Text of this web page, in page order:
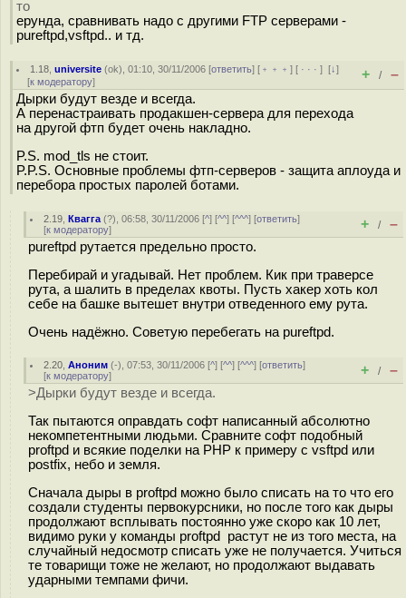
то
ерунда, сравнивать надо с другими FTP серверами -
pureftpd,vsftpd.. и тд.
1.18 ,universite (ok), 01:10, 30/11/2006 [ответить] [ ﹢﹢﹢] [ · · ·][↓]
[к модератору] + / –
Дырки будут везде и всегда.
А перенастраивать продакшен-сервера для перехода
на другой фтп будет очень накладно.
P.S. mod_tls не стоит.
P.P.S. Основные проблемы фтп-серверов - защита аплоуда и
перебора простых паролей ботами.
2.19 ,Квагга (?), 06:58, 30/11/2006 [^] [^^] [^^^] [ответить]
[к модератору] + / –
pureftpd рутается предельно просто.
Перебирай и угадывай. Нет проблем. Кик при траверсе
рута, а шалить в пределах квоты. Пусть хакер хоть кол
себе на башке вытешет внутри отведенного ему рута.
Очень надёжно. Советую перебегать на pureftpd.
2.20 ,Аноним (-), 07:53, 30/11/2006 [^] [^^] [^^^] [ответить]
[к модератору] + / –
>Дырки будут везде и всегда.
Так пытаются оправдать софт написанный абсолютно
некомпетентными людьми. Сравните софт подобный
proftpd и всякие поделки на PHP к примеру с vsftpd или
postfix, небо и земля.
Сначала дыры в proftpd можно было списать на то что его
создали студенты первокурсники, но после того как дыры
продолжают всплывать постоянно уже скоро как 10 лет,
видимо руки у команды proftpd растут не из того места, на
случайный недосмотр списать уже не получается. Учиться
те товарищи тоже не желают, но продолжают выдавать
ударными темпами фичи.